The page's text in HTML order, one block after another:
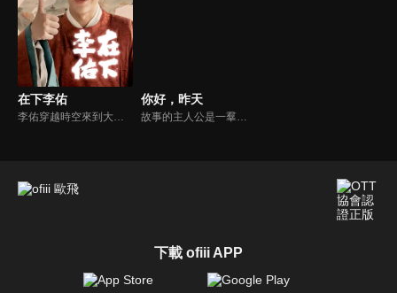
在下李佑
李佑穿越時空來到大寧朝虛江縣，子承父職當上衙役。小小衙役受人譏笑，李佑憤而贈詩，給同樣受辱的歌姬李環，孰料名聲大噪成為雅吏，更引來知縣賞識。沒想到李佑被武官劉巡檢與富商關員外同時搶親，陰差陽錯成為兩家贅婿...
你好，昨天
故事的主人公是一羣生活在小吉街上的少男少女，在那個還沒有被淘寶、微博、朋友圈支配的年代，他們有健力寶、大富翁、魂鬥羅，有一羣坦誠相待的小夥伴，嬉笑打鬧奔跑追逐，有福同享有難同當，一起經歷着短暫又美好的青春時光，然後各自悄悄長大。
下載 ofiii APP